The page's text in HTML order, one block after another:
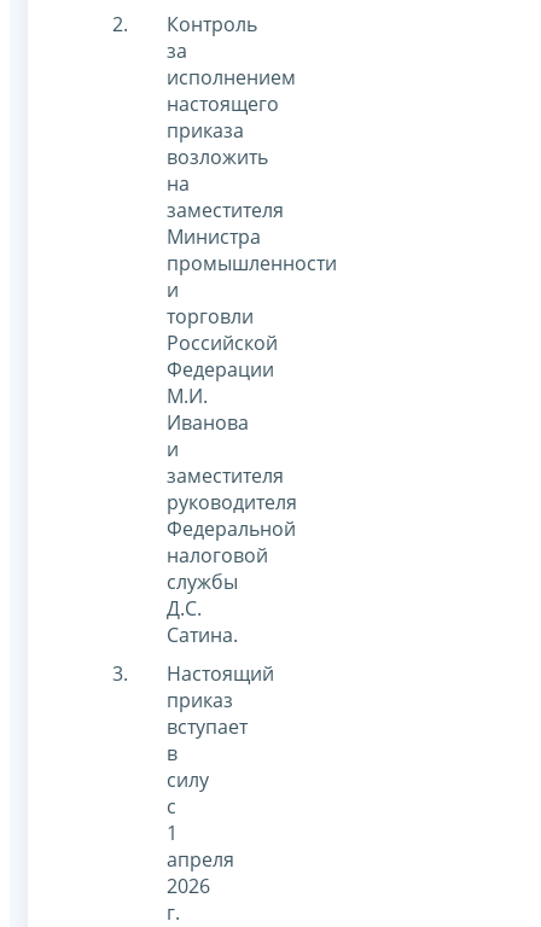
Контроль
за
исполнением
настоящего
приказа
возложить
на
заместителя
Министра
промышленности
и
торговли
Российской
Федерации
М.И.
Иванова
и
заместителя
руководителя
Федеральной
налоговой
службы
Д.С.
Сатина.
Настоящий
приказ
вступает
в
силу
с
1
апреля
2026
г.